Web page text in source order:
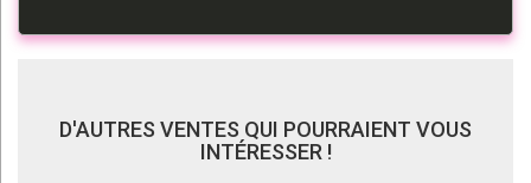
D'AUTRES VENTES QUI POURRAIENT VOUS
INTÉRESSER !